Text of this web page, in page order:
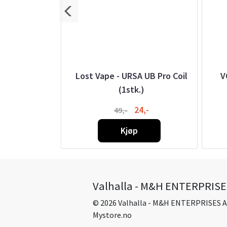
Lost Vape - URSA UB Pro Coil
(1stk.)
49,-
24,-
Kjøp
Valhalla - M&H
© 2026 Valhalla - M&H ENTERPRISES
Mystore.no